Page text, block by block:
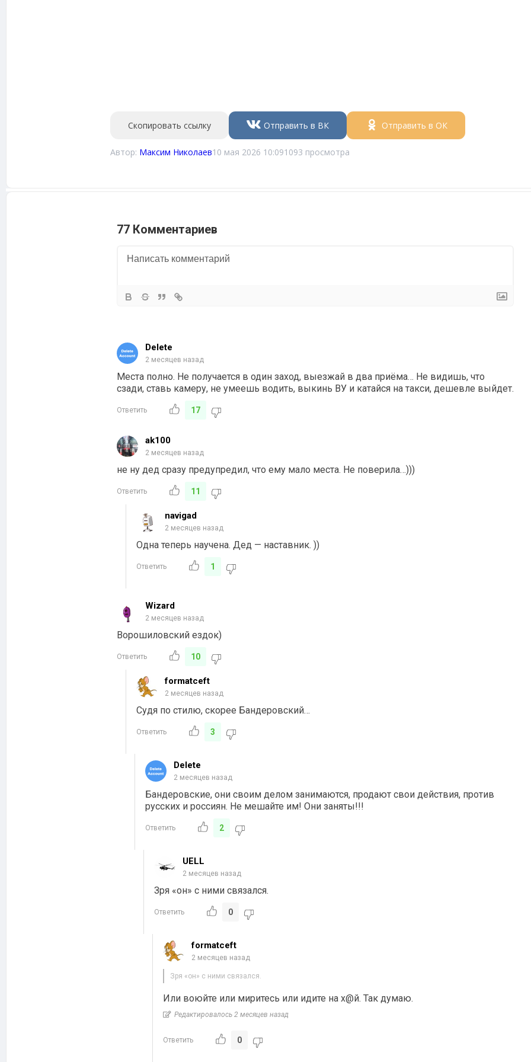
Скопировать ссылку Отправить в ВК Отправить в ОК
Автор: Максим Николаев10 мая 2026 10:091093 просмотра
77 Комментариев
Delete
2 месяцев назад
Места полно. Не получается в один заход, выезжай в два приёма… Не видишь, что
сзади, ставь камеру, не умеешь водить, выкинь ВУ и катайся на такси, дешевле выйдет.
Ответить 17
ak100
2 месяцев назад
не ну дед сразу предупредил, что ему мало места. Не поверила…)))
Ответить 11
navigad
2 месяцев назад
Одна теперь научена. Дед — наставник. ))
Ответить 1
Wizard
2 месяцев назад
Ворошиловский ездок)
Ответить 10
formatceft
2 месяцев назад
Судя по стилю, скорее Бандеровский…
Ответить 3
Delete
2 месяцев назад
Бандеровские, они своим делом занимаются, продают свои действия, против
русских и россиян. Не мешайте им! Они заняты!!!
Ответить 2
UELL
2 месяцев назад
Зря «он» с ними связался.
Ответить 0
formatceft
2 месяцев назад
Зря «он» с ними связался.
Или воюйте или миритесь или идите на х@й. Так думаю.
Редактировалось 2 месяцев назад
Ответить 0